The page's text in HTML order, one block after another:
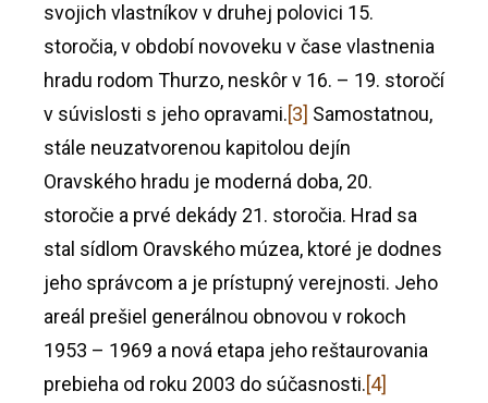
svojich vlastníkov v druhej polovici 15.
storočia, v období novoveku v čase vlastnenia
hradu rodom Thurzo, neskôr v 16. – 19. storočí
v súvislosti s jeho opravami.[3] Samostatnou,
stále neuzatvorenou kapitolou dejín
Oravského hradu je moderná doba, 20.
storočie a prvé dekády 21. storočia. Hrad sa
stal sídlom Oravského múzea, ktoré je dodnes
jeho správcom a je prístupný verejnosti. Jeho
areál prešiel generálnou obnovou v rokoch
1953 – 1969 a nová etapa jeho reštaurovania
prebieha od roku 2003 do súčasnosti.[4]